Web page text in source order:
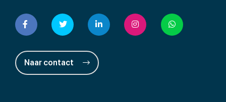
Naar contact